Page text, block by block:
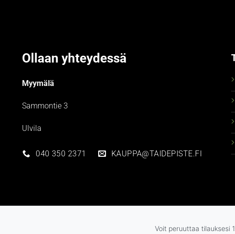
Ollaan yhteydessä
Myymälä
Sammontie 3
Ulvila
040 350 2371 KAUPPA@TAIDEPISTE.FI
Voit peruuttaa tilauksesi